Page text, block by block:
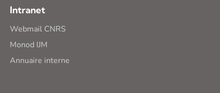
Intranet
Webmail CNRS
Monod IJM
Annuaire interne